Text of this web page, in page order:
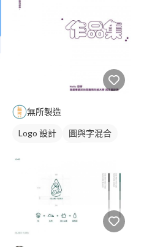
無所製造
Logo 設計
圖與字混合